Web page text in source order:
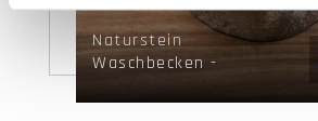
Naturstein
Waschbecken -
56x50x15cm - FL22731